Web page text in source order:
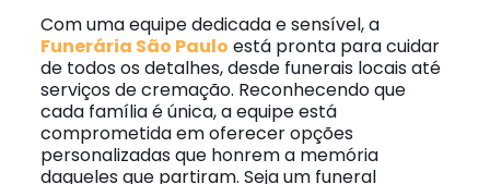
Com uma equipe dedicada e sensível, a
Funerária São Paulo está pronta para cuidar
de todos os detalhes, desde funerais locais até
serviços de cremação. Reconhecendo que
cada família é única, a equipe está
comprometida em oferecer opções
personalizadas que honrem a memória
daqueles que partiram. Seja um funeral